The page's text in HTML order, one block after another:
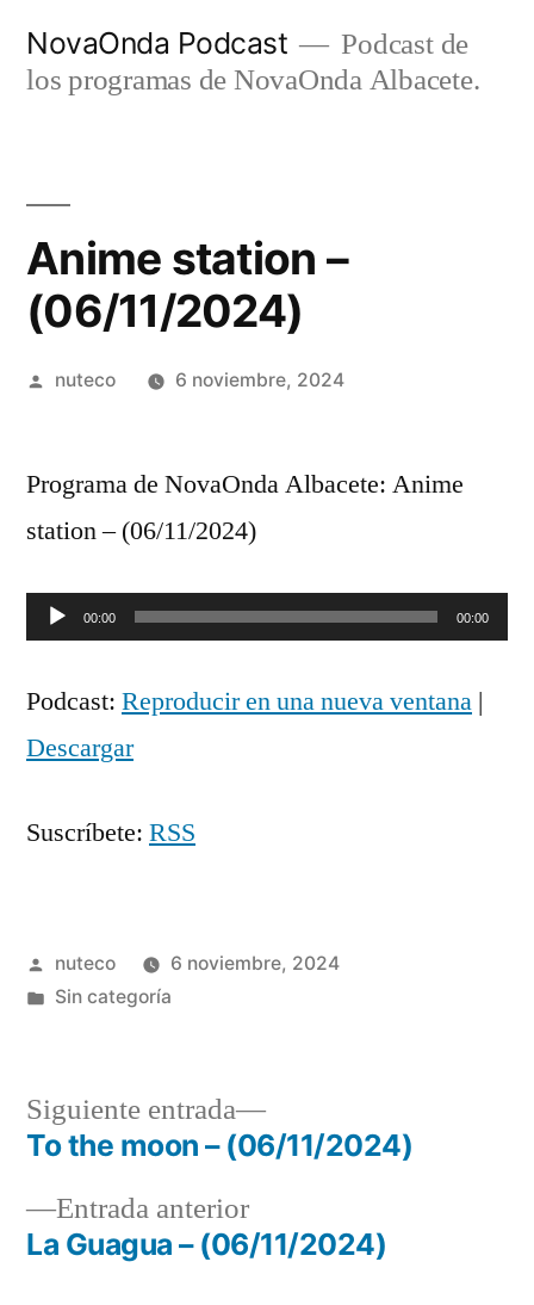
NovaOnda Podcast
Podcast de
los programas de NovaOnda Albacete.
Anime station –
(06/11/2024)
Publicada
nuteco 6 noviembre, 2024
Programa de NovaOnda Albacete: Anime
station – (06/11/2024)
Reproductor
audio
00:00 00:00
Podcast: Reproducir en una nueva ventana |
Descargar
Suscríbete: RSS
Publicada
por
nuteco
6 noviembre, 2024
Publicada
Sin categoría
Navegación
de
entradas
Entrada anteriorEntrada
anterior:
La Guagua – (06/11/2024)
Siguiente entrada
Siguiente
entrada:
To the moon – (06/11/2024)